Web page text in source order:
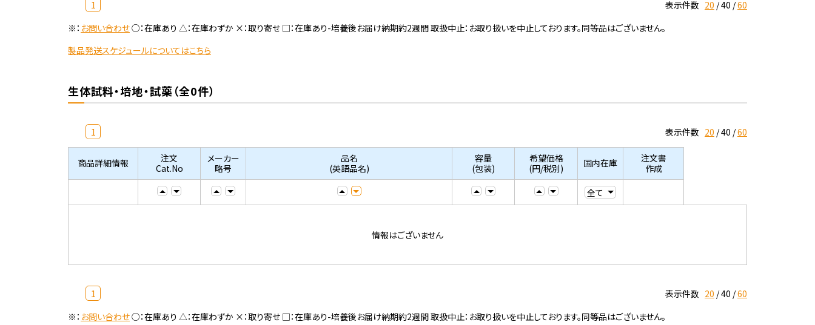
1 表示件数 20 40 60
※： お問い合わせ○：在庫あり △：在庫わずか ×：取り寄せ □：在庫あり-培養後お届け納期約2週間 取扱中止：お取り扱いを中止しております。同等品はございません。
製品発送スケジュールについてはこちら
生体試料・培地・試薬（全0件）
1 表示件数 20 40 60
商品詳細情報
注文
Cat.No
メーカー
略号
品名
(英語品名)
容量
(包装)
希望価格
(円/税別)
国内在庫
注文書
作成
情報はございません
1 表示件数 20 40 60
※： お問い合わせ○：在庫あり △：在庫わずか ×：取り寄せ □：在庫あり-培養後お届け納期約2週間 取扱中止：お取り扱いを中止しております。同等品はございません。